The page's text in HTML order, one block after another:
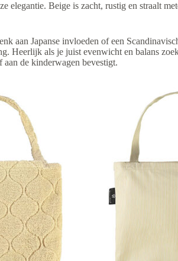
elegantie. Beige is zacht, rustig en straalt
aan Japanse invloeden of een
Heerlijk als je juist evenwicht en balans
de kinderwagen bevestigt.